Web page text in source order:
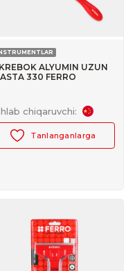
ALYUMIN UZUN
330 FERRO
chiqaruvchi:
Tanlanganlarga